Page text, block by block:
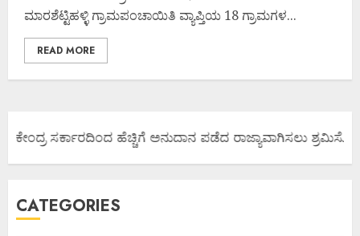
ಮಾರಶೆಟ್ಟಿಹಳ್ಳಿ ಗ್ರಾಮಪಂಚಾಯಿತಿ ವ್ಯಾಪ್ತಿಯ 18 ಗ್ರಾಮಗಳ...
READ MORE
ಕೇಂದ್ರ ಸರ್ಕಾರದಿಂದ ಹೆಚ್ಚಿಗೆ ಅನುದಾನ ಪಡೆದ ರಾಜ್ಯಾವಾಗಿಸಲು ಶ್ರಮಿಸೋಣ
CATEGORIES